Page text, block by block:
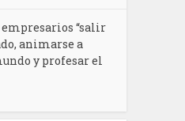
empresarios “salir
animarse a
y profesar el